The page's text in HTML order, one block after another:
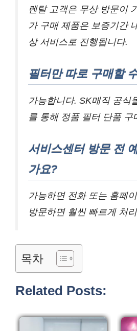
렌탈 고객은 무상 방문이
가 구매 제품은 보증기간
상 서비스로 진행됩니다.
필터만 따로 구매할
가능합니다. SK매직 공식
를 통해 정품 필터 단품 구
서비스센터 방문 전
가요?
가능하면 전화 또는 홈페
방문하면 훨씬 빠르게 처
목차
Related Posts: